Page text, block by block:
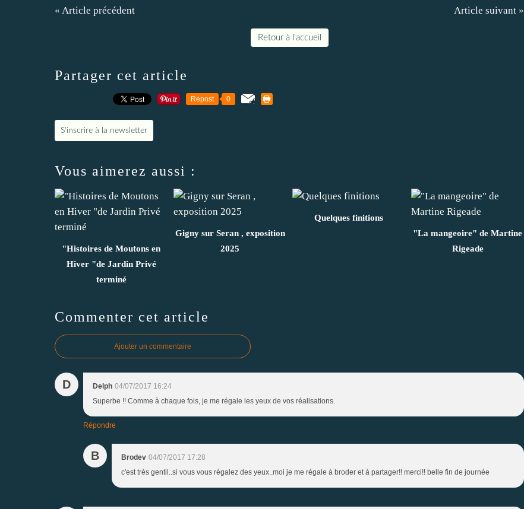
« Article précédent Article suivant »
Retour à l'accueil
Partager cet article
Repost 0
S'inscrire à la newsletter
Vous aimerez aussi :
"Histoires de Moutons en
Hiver "de Jardin Privé
terminé
Gigny sur Seran , exposition
2025
Quelques finitions
"La mangeoire" de Martine
Rigeade
Commenter cet article
Ajouter un commentaire
D Delph 04/07/2017 16:24
Superbe !! Comme à chaque fois, je me régale les yeux de vos réalisations.
Répondre
B Brodev 04/07/2017 17:28
c'est très gentil..si vous vous régalez des yeux..moi je me régale à broder et à partager!! merci!! belle fin de journée